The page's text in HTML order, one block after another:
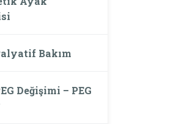
Bakım
Değişimi – PEG